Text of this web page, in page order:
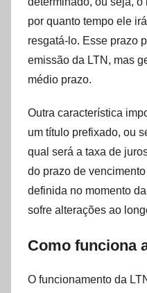
por quanto tempo ele
resgatá-lo. Esse prazo
emissão da LTN, mas
médio prazo.
Outra característica
um título prefixado, ou
qual será a taxa de
do prazo de
definida no momento
sofre alterações ao
Como funciona
O funcionamento da